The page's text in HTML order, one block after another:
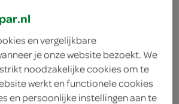
en vergelijkbare
je onze website bezoekt. We
noodzakelijke cookies om te
werkt en functionele cookies
en persoonlijke instellingen aan te